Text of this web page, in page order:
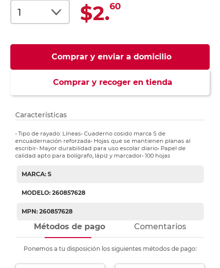
$2.60
Comprar y enviar a domicilio
Comprar y recoger en tienda
Características
• Tipo de rayado: Líneas• Cuaderno cosido marca S de
encuadernación reforzada• Hojas que se mantienen planas al
escribir• Mayor durabilidad para uso escolar diario• Papel de
calidad apto para bolígrafo, lápiz y marcador• 100 hojas
MARCA: S
MODELO: 260857628
MPN: 260857628
Métodos de pago Comentarios
Ponemos a tu disposición los siguientes métodos de pago: